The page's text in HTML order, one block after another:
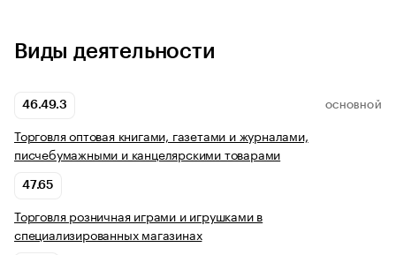
Виды деятельности
46.49.3 ОСНОВНОЙ
Торговля оптовая книгами, газетами и журналами,
писчебумажными и канцелярскими товарами
47.65
Торговля розничная играми и игрушками в
специализированных магазинах